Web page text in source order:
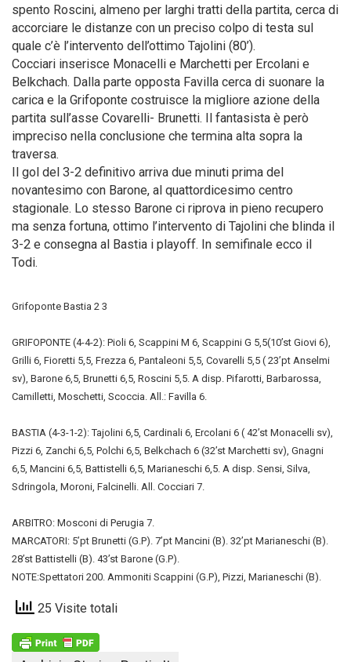
spento Roscini, almeno per larghi tratti della partita, cerca di
accorciare le distanze con un preciso colpo di testa sul
quale c’è l’intervento dell’ottimo Tajolini (80’).
Cocciari inserisce Monacelli e Marchetti per Ercolani e
Belkchach. Dalla parte opposta Favilla cerca di suonare la
carica e la Grifoponte costruisce la migliore azione della
partita sull’asse Covarelli- Brunetti. Il fantasista è però
impreciso nella conclusione che termina alta sopra la
traversa.
Il gol del 3-2 definitivo arriva due minuti prima del
novantesimo con Barone, al quattordicesimo centro
stagionale. Lo stesso Barone ci riprova in pieno recupero
ma senza fortuna, ottimo l’intervento di Tajolini che blinda il
3-2 e consegna al Bastia i playoff. In semifinale ecco il
Todi.
Grifoponte Bastia 2 3
GRIFOPONTE (4-4-2): Pioli 6, Scappini M 6, Scappini G 5,5(10’st Giovi 6),
Grilli 6, Fioretti 5,5, Frezza 6, Pantaleoni 5,5, Covarelli 5,5 ( 23’pt Anselmi
sv), Barone 6,5, Brunetti 6,5, Roscini 5,5. A disp. Pifarotti, Barbarossa,
Camilletti, Moschetti, Scoccia. All.: Favilla 6.
BASTIA (4-3-1-2): Tajolini 6,5, Cardinali 6, Ercolani 6 ( 42’st Monacelli sv),
Pizzi 6, Zanchi 6,5, Polchi 6,5, Belkchach 6 (32’st Marchetti sv), Gnagni
6,5, Mancini 6,5, Battistelli 6,5, Marianeschi 6,5. A disp. Sensi, Silva,
Sdringola, Moroni, Falcinelli. All. Cocciari 7.
ARBITRO: Mosconi di Perugia 7.
MARCATORI: 5’pt Brunetti (G.P). 7’pt Mancini (B). 32’pt Marianeschi (B).
28’st Battistelli (B). 43’st Barone (G.P).
NOTE:Spettatori 200. Ammoniti Scappini (G.P), Pizzi, Marianeschi (B).
25 Visite totali